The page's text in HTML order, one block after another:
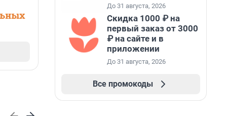
До 31 августа, 2026
Скидка 1000 ₽ на
первый заказ от 3000
₽ на сайте и в
приложении
До 31 августа, 2026
Все промокоды